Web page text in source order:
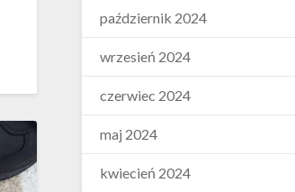
październik 2024
wrzesień 2024
czerwiec 2024
maj 2024
kwiecień 2024